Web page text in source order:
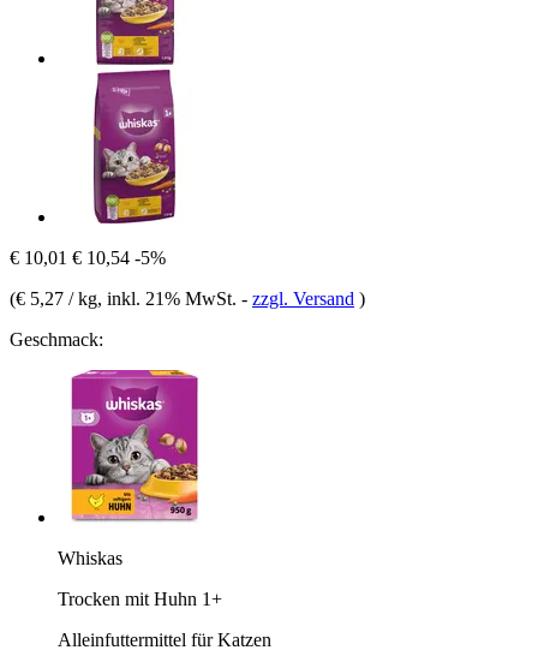
€ 10,01 € 10,54 -5%
(€ 5,27 / kg, inkl. 21% MwSt. - zzgl. Versand )
Geschmack:
Whiskas
Trocken mit Huhn 1+
Alleinfuttermittel für Katzen